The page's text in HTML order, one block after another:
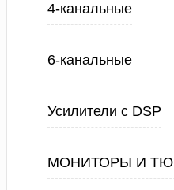
4-канальные
6-канальные
Усилители с DSP
МОНИТОРЫ И